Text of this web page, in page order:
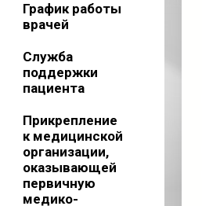
График работы
врачей
Служба
поддержки
пациента
Прикрепление
к медицинской
организации,
оказывающей
первичную
медико-